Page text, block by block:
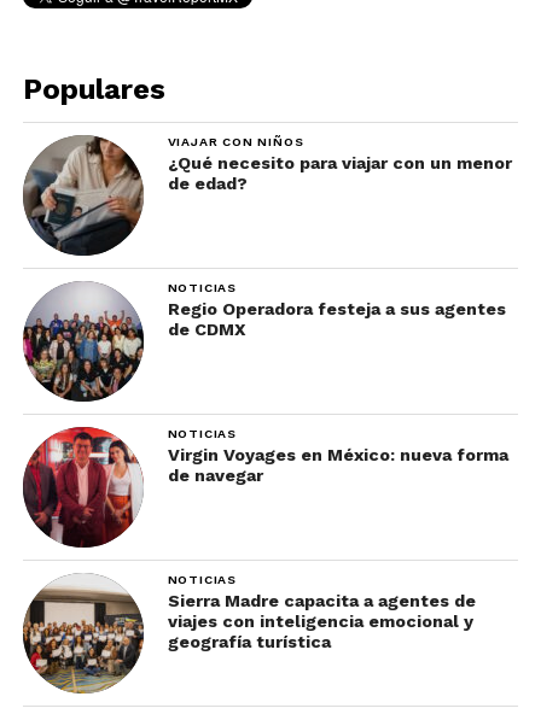
Populares
VIAJAR CON NIÑOS
¿Qué necesito para viajar con un menor
de edad?
NOTICIAS
Regio Operadora festeja a sus agentes
de CDMX
NOTICIAS
Virgin Voyages en México: nueva forma
de navegar
NOTICIAS
Sierra Madre capacita a agentes de
viajes con inteligencia emocional y
geografía turística